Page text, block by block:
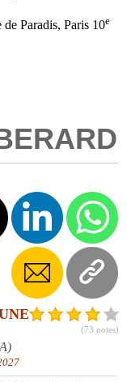
Paradis, Paris 10e
(73 notes)